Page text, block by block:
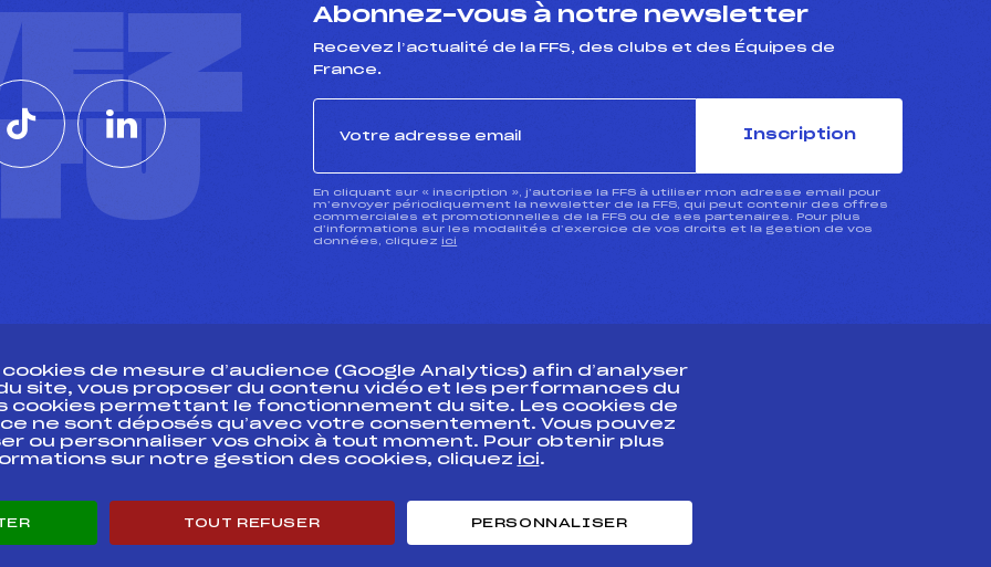
Abonnez-vous à notre newsletter
Recevez l’actualité de la FFS, des clubs et des Équipes de
France.
Inscription
En cliquant sur « inscription », j’autorise la FFS à utiliser mon adresse email pour
m’envoyer périodiquement la newsletter de la FFS, qui peut contenir des offres
commerciales et promotionnelles de la FFS ou de ses partenaires. Pour plus
d’informations sur les modalités d’exercice de vos droits et la gestion de vos
données, cliquez ici
Pass’Neige
Projet sportif fédéral
Pôle vie de l’athlète
Enseignement professionnel
de mesure d’audience (Google Analytics) afin d’analyser
site, vous proposer du contenu vidéo et les performances du
cookies permettant le fonctionnement du site. Les cookies de
ne sont déposés qu’avec votre consentement. Vous pouvez
ou personnaliser vos choix à tout moment. Pour obtenir plus
sur notre gestion des cookies, cliquez ici.
TOUT REFUSER PERSONNALISER